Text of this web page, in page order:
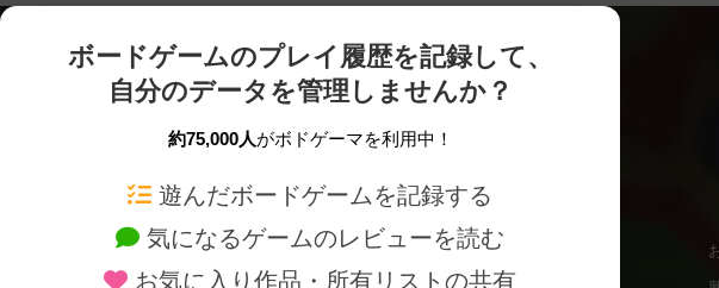
ボードゲームのプレイ履歴を記録して、
自分のデータを管理しませんか？
約75,000人がボドゲーマを利用中！
遊んだボードゲームを記録する
気になるゲームのレビューを読む
お気に入り作品・所有リストの共有
ボードゲームを検索する 新作・再入荷情報